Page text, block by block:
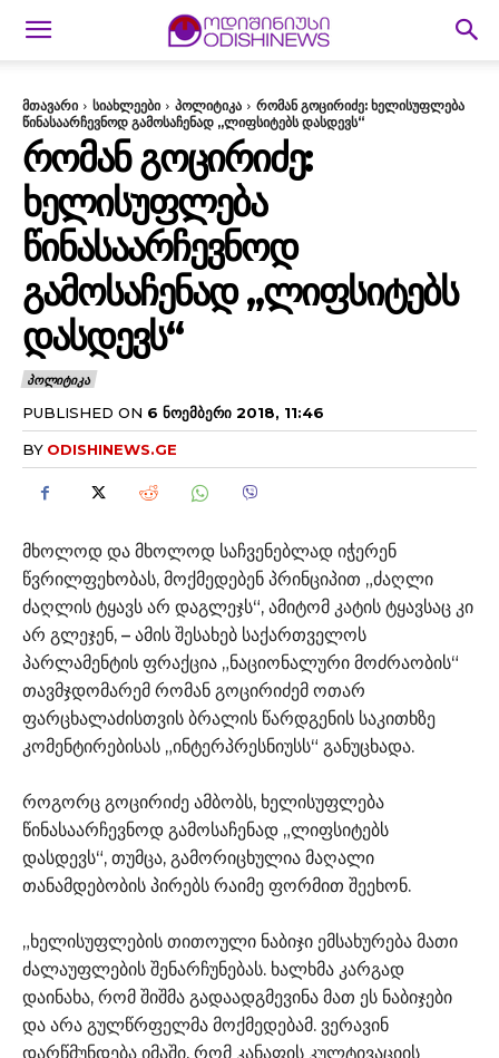
მთავარი სიახლეები პოლიტიკა
რომან გოცირიძე: ხელისუფლება
წინასაარჩევნოდ გამოსაჩენად „ლიფსიტებს დასდევს“
ᲠᲝᲛᲐᲜ ᲒᲝᲪᲘᲠᲘᲫᲔ:
ᲮᲔᲚᲘᲡᲣᲤᲚᲔᲑᲐ
ᲬᲘᲜᲐᲡᲐᲐᲠᲩᲔᲕᲜᲝᲓ
ᲒᲐᲛᲝᲡᲐᲩᲔᲜᲐᲓ „ᲚᲘᲤᲡᲘᲢᲔᲑᲡ
ᲓᲐᲡᲓᲔᲕᲡ“
ᲞᲝᲚᲘᲢᲘᲙᲐ
PUBLISHED ON 6 ᲜᲝᲔᲛᲑᲔᲠᲘ 2018, 11:46
BY ODISHINEWS.GE
მხოლოდ და მხოლოდ საჩვენებლად იჭერენ
წვრილფეხობას, მოქმედებენ პრინციპით „ძაღლი
ძაღლის ტყავს არ დაგლეჯს“, ამიტომ კატის ტყავსაც კი
არ გლეჯენ, – ამის შესახებ საქართველოს
პარლამენტის ფრაქცია „ნაციონალური მოძრაობის“
თავმჯდომარემ რომან გოცირიძემ ოთარ
ფარცხალაძისთვის ბრალის წარდგენის საკითხზე
კომენტირებისას „ინტერპრესნიუსს“ განუცხადა.
როგორც გოცირიძე ამბობს, ხელისუფლება
წინასაარჩევნოდ გამოსაჩენად „ლიფსიტებს
დასდევს“, თუმცა, გამორიცხულია მაღალი
თანამდებობის პირებს რაიმე ფორმით შეეხონ.
„ხელისუფლების თითოული ნაბიჯი ემსახურება მათი
ძალაუფლების შენარჩუნებას. ხალხმა კარგად
დაინახა, რომ შიშმა გადაადგმევინა მათ ეს ნაბიჯები
და არა გულწრფელმა მოქმედებამ. ვერავინ
დარწმუნდება იმაში, რომ კანაფის კულტივაციის